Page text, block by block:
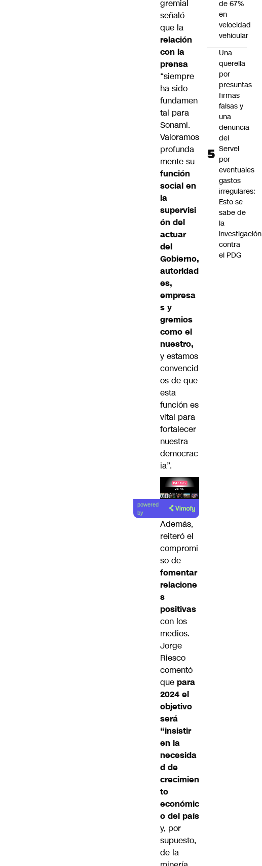
gremial
señaló
que la
relación
con la
prensa
“siempre
ha sido
fundamen
tal para
Sonami.
Valoramos
profunda
mente su
función
social en
la
supervisi
ón del
actuar
del
Gobierno,
autoridad
es,
empresa
s y
gremios
como el
nuestro,
y estamos
convencid
os de que
esta
función es
vital para
fortalecer
nuestra
democrac
ia”.
Lea el
artículo
powered
by
Además,
reiteró el
compromi
so de
fomentar
relacione
s
positivas
con los
medios.
Jorge
Riesco
comentó
que para
2024 el
objetivo
será
“insistir
en la
necesida
d de
crecimien
to
económic
o del país
y, por
supuesto,
de la
de 67%
en
velocidad
vehicular
Una
querella
por
presuntas
firmas
falsas y
una
denuncia
del
Servel
por
eventuales
gastos
irregulares:
Esto se
sabe de
la
investigación
contra
el PDG